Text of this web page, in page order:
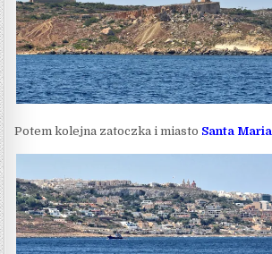
Potem kolejna zatoczka i miasto Santa Maria